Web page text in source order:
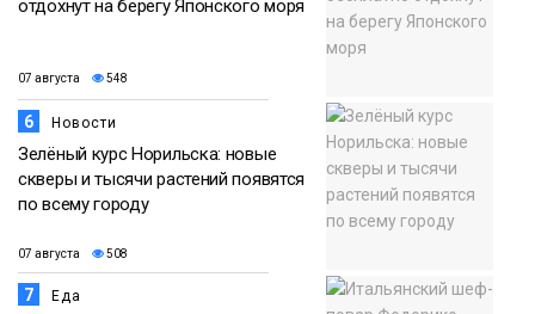
отдохнут на берегу Японского моря
07 августа 548
6 Новости
Зелёный курс Норильска: новые
скверы и тысячи растений появятся
по всему городу
07 августа 508
7 Еда